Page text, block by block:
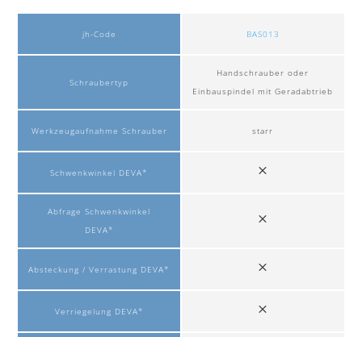
jh-Code
Schraubertyp
Werkzeugaufnahme Schrauber
Schwenkwinkel DEVA*
Abfrage Schwenkwinkel
DEVA*
Absteckung / Verrastung DEVA*
Verriegelung DEVA*
BAS013
Handschrauber oder
Einbauspindel mit Geradabtrieb
starr